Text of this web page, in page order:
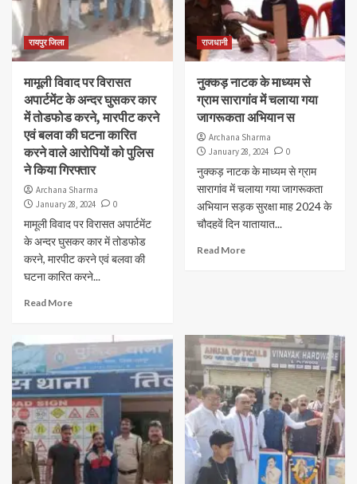
रायपुर जिला
मामूली विवाद पर विरासत
अपार्टमेंट के अन्दर घुसकर कार
में तोडफोड करने, मारपीट करने
एवं बलवा की घटना कारित
करने वाले आरोपियों को पुलिस
ने किया गिरफ्तार
Archana Sharma
January 28, 2024
0
मामूली विवाद पर विरासत अपार्टमेंट
के अन्दर घुसकर कार में तोडफोड
करने, मारपीट करने एवं बलवा की
घटना कारित करने...
Read More
राजधानी
नुक्कड़ नाटक के माध्यम से
ग्राम सारागांव में चलाया गया
जागरूकता अभियान स
Archana Sharma
January 28, 2024
0
नुक्कड़ नाटक के माध्यम से ग्राम
सारागांव में चलाया गया जागरूकता
अभियान सड़क सुरक्षा माह 2024 के
चौदहवें दिन यातायात...
Read More